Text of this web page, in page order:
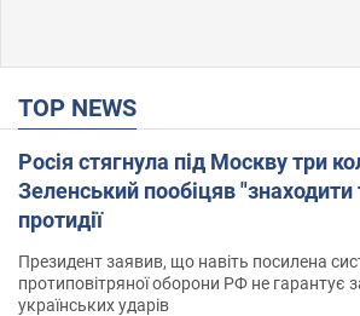
TOP NEWS
Росія стягнула під Москву три
Зеленський пообіцяв "знаходити
протидії
Президент заявив, що навіть посилена
протиповітряної оборони РФ не гарантує
українських ударів